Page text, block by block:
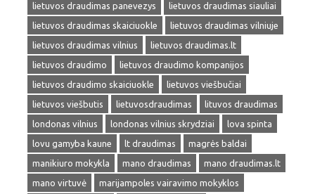
lietuvos draudimas panevezys
lietuvos draudimas siauliai
lietuvos draudimas skaiciuokle
lietuvos draudimas vilniuje
lietuvos draudimas vilnius
lietuvos draudimas.lt
lietuvos draudimo
lietuvos draudimo kompanijos
lietuvos draudimo skaiciuokle
lietuvos viešbučiai
lietuvos viešbutis
lietuvosdraudimas
lituvos draudimas
londonas vilnius
londonas vilnius skrydziai
lova spinta
lovu gamyba kaune
lt draudimas
magrės baldai
manikiuro mokykla
mano draudimas
mano draudimas.lt
mano virtuvė
marijampoles vairavimo mokyklos